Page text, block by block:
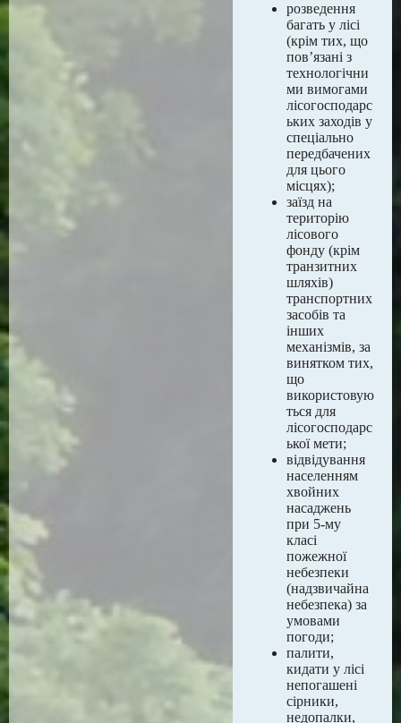
розведення
багать у лісі
(крім тих, що
пов’язані з
технологічни
ми вимогами
лісогосподарс
ьких заходів у
спеціально
передбачених
для цього
місцях);
заїзд на
територію
лісового
фонду (крім
транзитних
шляхів)
транспортних
засобів та
інших
механізмів, за
винятком тих,
що
використовую
ться для
лісогосподарс
ької мети;
відвідування
населенням
хвойних
насаджень
при 5-му
класі
пожежної
небезпеки
(надзвичайна
небезпека) за
умовами
погоди;
палити,
кидати у лісі
непогашені
сірники,
недопалки,